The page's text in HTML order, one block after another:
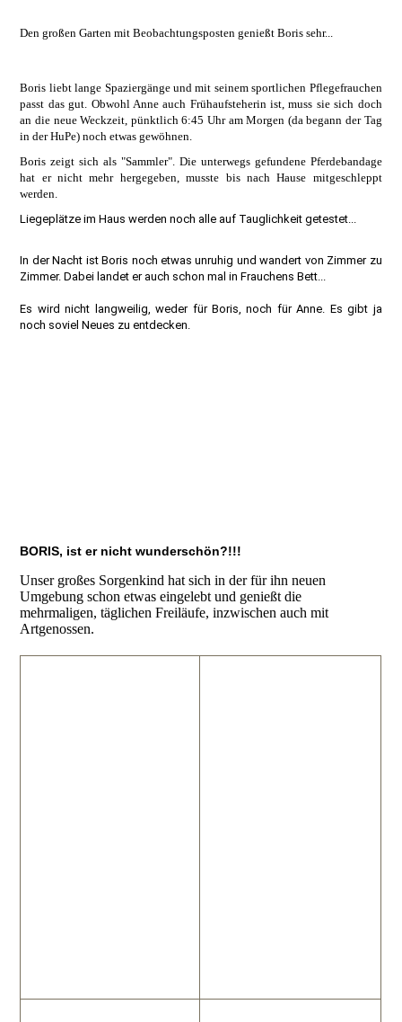
Den großen Garten mit Beobachtungsposten genießt Boris sehr...
Boris liebt lange Spaziergänge und mit seinem sportlichen Pflegefrauchen
passt das gut. Obwohl Anne auch Frühaufsteherin ist, muss sie sich doch
an die neue Weckzeit, pünktlich 6:45 Uhr am Morgen (da begann der Tag
in der HuPe) noch etwas gewöhnen.
Boris zeigt sich als "Sammler". Die unterwegs gefundene Pferdebandage
hat er nicht mehr hergegeben, musste bis nach Hause mitgeschleppt
werden.
Liegeplätze im Haus werden noch alle auf Tauglichkeit getestet...
In der Nacht ist Boris noch etwas unruhig und wandert von Zimmer zu
Zimmer. Dabei landet er auch schon mal in Frauchens Bett...
Es wird nicht langweilig, weder für Boris, noch für Anne. Es gibt ja
noch soviel Neues zu entdecken.
BORIS, ist er nicht wunderschön?!!!
Unser großes Sorgenkind hat sich in der für ihn neuen
Umgebung schon etwas eingelebt und genießt die
mehrmaligen, täglichen Freiläufe, inzwischen auch mit
Artgenossen.